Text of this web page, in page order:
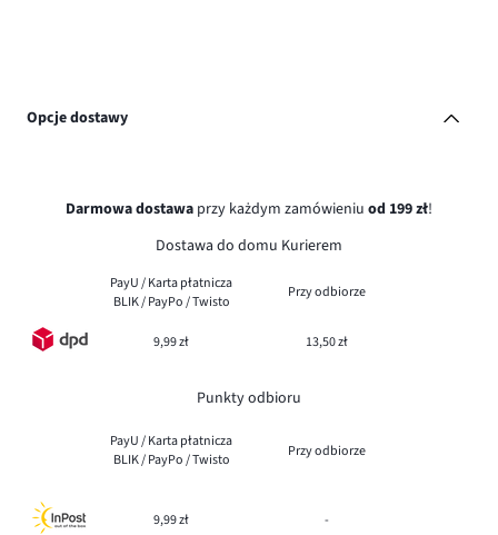
Opcje dostawy
Darmowa dostawa przy każdym zamówieniu od 199 zł!
Dostawa do domu Kurierem
PayU / Karta płatnicza
BLIK / PayPo / Twisto
Przy odbiorze
9,99 zł 13,50 zł
Punkty odbioru
PayU / Karta płatnicza
BLIK / PayPo / Twisto
Przy odbiorze
9,99 zł -